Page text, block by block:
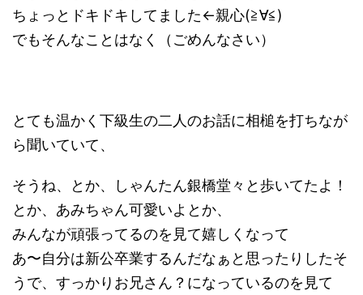
ちょっとドキドキしてました←親心(≧∀≦)
でもそんなことはなく（ごめんなさい）
とても温かく下級生の二人のお話に相槌を打ちなが
ら聞いていて、
そうね、とか、しゃんたん銀橋堂々と歩いてたよ！
とか、あみちゃん可愛いよとか、
みんなが頑張ってるのを見て嬉しくなって
あ〜自分は新公卒業するんだなぁと思ったりしたそ
うで、すっかりお兄さん？になっているのを見て